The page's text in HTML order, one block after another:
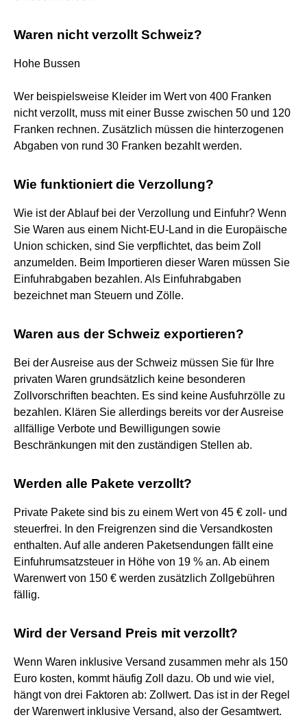
Waren nicht verzollt Schweiz?
Hohe Bussen
Wer beispielsweise Kleider im Wert von 400 Franken
nicht verzollt, muss mit einer Busse zwischen 50 und 120
Franken rechnen. Zusätzlich müssen die hinterzogenen
Abgaben von rund 30 Franken bezahlt werden.
Wie funktioniert die Verzollung?
Wie ist der Ablauf bei der Verzollung und Einfuhr? Wenn
Sie Waren aus einem Nicht-EU-Land in die Europäische
Union schicken, sind Sie verpflichtet, das beim Zoll
anzumelden. Beim Importieren dieser Waren müssen Sie
Einfuhrabgaben bezahlen. Als Einfuhrabgaben
bezeichnet man Steuern und Zölle.
Waren aus der Schweiz exportieren?
Bei der Ausreise aus der Schweiz müssen Sie für Ihre
privaten Waren grundsätzlich keine besonderen
Zollvorschriften beachten. Es sind keine Ausfuhrzölle zu
bezahlen. Klären Sie allerdings bereits vor der Ausreise
allfällige Verbote und Bewilligungen sowie
Beschränkungen mit den zuständigen Stellen ab.
Werden alle Pakete verzollt?
Private Pakete sind bis zu einem Wert von 45 € zoll- und
steuerfrei. In den Freigrenzen sind die Versandkosten
enthalten. Auf alle anderen Paketsendungen fällt eine
Einfuhrumsatzsteuer in Höhe von 19 % an. Ab einem
Warenwert von 150 € werden zusätzlich Zollgebühren
fällig.
Wird der Versand Preis mit verzollt?
Wenn Waren inklusive Versand zusammen mehr als 150
Euro kosten, kommt häufig Zoll dazu. Ob und wie viel,
hängt von drei Faktoren ab: Zollwert. Das ist in der Regel
der Warenwert inklusive Versand, also der Gesamtwert.